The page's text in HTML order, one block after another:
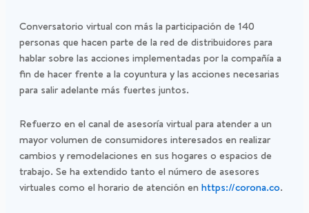
Conversatorio virtual con más la participación de 140
personas que hacen parte de la red de distribuidores para
hablar sobre las acciones implementadas por la compañía a
fin de hacer frente a la coyuntura y las acciones necesarias
para salir adelante más fuertes juntos.
Refuerzo en el canal de asesoría virtual para atender a un
mayor volumen de consumidores interesados en realizar
cambios y remodelaciones en sus hogares o espacios de
trabajo. Se ha extendido tanto el número de asesores
virtuales como el horario de atención en https://corona.co.